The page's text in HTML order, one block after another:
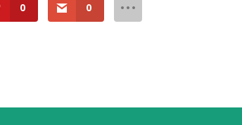
0 0